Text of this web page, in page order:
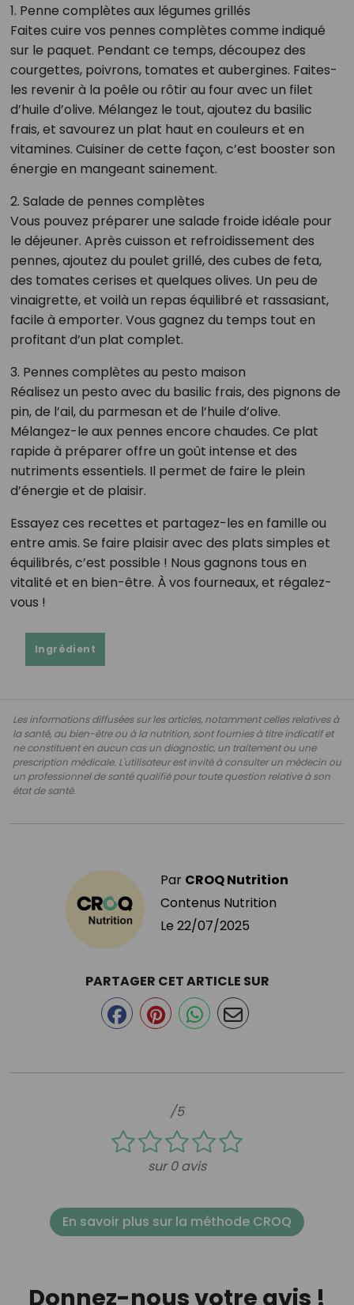
1. Penne complètes aux légumes grillés
Faites cuire vos pennes complètes comme indiqué
sur le paquet. Pendant ce temps, découpez des
courgettes, poivrons, tomates et aubergines. Faites-
les revenir à la poêle ou rôtir au four avec un filet
d’huile d’olive. Mélangez le tout, ajoutez du basilic
frais, et savourez un plat haut en couleurs et en
vitamines. Cuisiner de cette façon, c’est booster son
énergie en mangeant sainement.
2. Salade de pennes complètes
Vous pouvez préparer une salade froide idéale pour
le déjeuner. Après cuisson et refroidissement des
pennes, ajoutez du poulet grillé, des cubes de feta,
des tomates cerises et quelques olives. Un peu de
vinaigrette, et voilà un repas équilibré et rassasiant,
facile à emporter. Vous gagnez du temps tout en
profitant d’un plat complet.
3. Pennes complètes au pesto maison
Réalisez un pesto avec du basilic frais, des pignons de
pin, de l’ail, du parmesan et de l’huile d’olive.
Mélangez-le aux pennes encore chaudes. Ce plat
rapide à préparer offre un goût intense et des
nutriments essentiels. Il permet de faire le plein
d’énergie et de plaisir.
Essayez ces recettes et partagez-les en famille ou
entre amis. Se faire plaisir avec des plats simples et
équilibrés, c’est possible ! Nous gagnons tous en
vitalité et en bien-être. À vos fourneaux, et régalez-
vous !
Ingrédient
Les informations diffusées sur les articles, notamment celles relatives à
la santé, au bien-être ou à la nutrition, sont fournies à titre indicatif et
ne constituent en aucun cas un diagnostic, un traitement ou une
prescription médicale. L'utilisateur est invité à consulter un médecin ou
un professionnel de santé qualifié pour toute question relative à son
état de santé.
Par CROQ Nutrition
Contenus Nutrition
Le 22/07/2025
/5
sur 0 avis
PARTAGER CET ARTICLE SUR
En savoir plus sur la méthode CROQ
Donnez-nous votre avis !